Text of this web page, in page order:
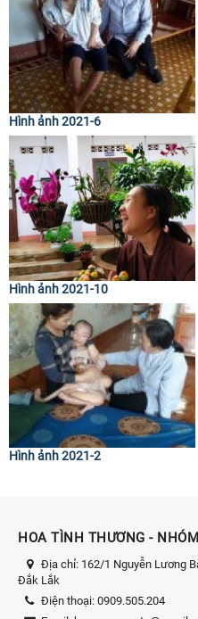
Hình ảnh 2021-6
Hình ảnh 2021-10
Hình ảnh 2021-2
HOA TÌNH THƯƠNG -
Địa chỉ: 162/1 Nguyễn Lương
Đắk Lắk
Điện thoại: 0909.505.204